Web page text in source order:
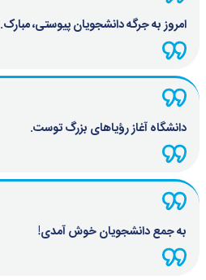
امروز به جرگه دانشجویان پیوستی، مبارک.
دانشگاه آغاز رؤیاهای بزرگ توست.
به جمع دانشجویان خوش آمدی!